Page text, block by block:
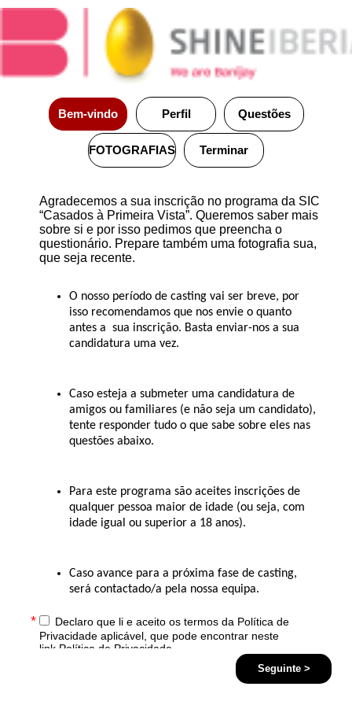
Bem-vindo Perfil Questões
FOTOGRAFIAS Terminar
Agradecemos a sua inscrição no programa da SIC
“Casados à Primeira Vista”. Queremos saber mais
sobre si e por isso pedimos que preencha o
questionário. Prepare também uma fotografia sua,
que seja recente.
O nosso período de casting vai ser breve, por
isso recomendamos que nos envie o quanto
antes a sua inscrição. Basta enviar-nos a sua
candidatura uma vez.
Caso esteja a submeter uma candidatura de
amigos ou familiares (e não seja um candidato),
tente responder tudo o que sabe sobre eles nas
questões abaixo.
Para este programa são aceites inscrições de
qualquer pessoa maior de idade (ou seja, com
idade igual ou superior a 18 anos).
Caso avance para a próxima fase de casting,
será contactado/a pela nossa equipa.
*
Declaro que li e aceito os termos da Política de
Privacidade aplicável, que pode encontrar neste
link Política de Privacidade
Pela submissão da presente candidatura declaro que
Seguinte >